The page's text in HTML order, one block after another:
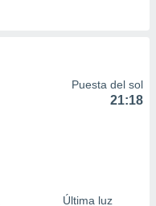
Puesta del sol
21:18
Última luz